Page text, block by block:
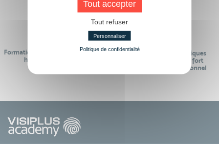
Formations réalisables pendant ou
hors temps de travail
Des contenus pédagogiques
« de pointe » et en lien fort
avec le monde professionnel
Tout accepter
Tout refuser
Personnaliser
Politique de confidentialité